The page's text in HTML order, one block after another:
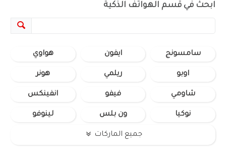
ابحث في قسم الهواتف الذكية
سامسونج ايفون هواوي
اوبو ريلمي هونر
شاومي فيفو انفينكس
نوكيا ون بلس لينوفو
جميع الماركات